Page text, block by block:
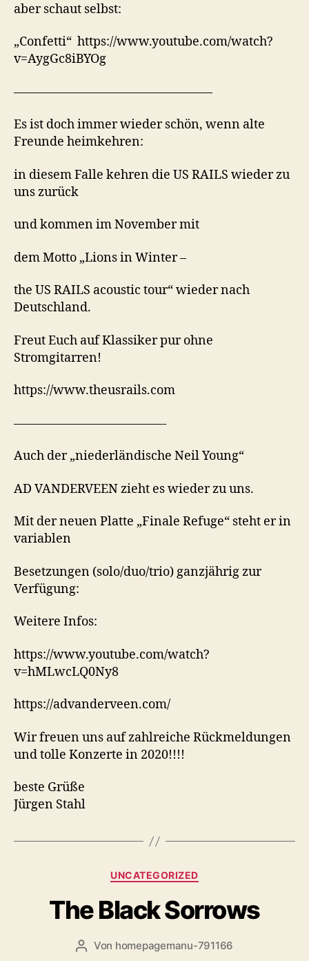
aber schaut selbst:
„Confetti“ https://www.youtube.com/watch?
v=AygGc8iBYOg
————————————————
Es ist doch immer wieder schön, wenn alte
Freunde heimkehren:
in diesem Falle kehren die US RAILS wieder zu
uns zurück
und kommen im November mit
dem Motto „Lions in Winter –
the US RAILS acoustic tour“ wieder nach
Deutschland.
Freut Euch auf Klassiker pur ohne
Stromgitarren!
https://www.theusrails.com
————————————-
Auch der „niederländische Neil Young“
AD VANDERVEEN zieht es wieder zu uns.
Mit der neuen Platte „Finale Refuge“ steht er in
variablen
Besetzungen (solo/duo/trio) ganzjährig zur
Verfügung:
Weitere Infos:
https://www.youtube.com/watch?
v=hMLwcLQ0Ny8
https://advanderveen.com/
Wir freuen uns auf zahlreiche Rückmeldungen
und tolle Konzerte in 2020!!!!
beste Grüße
Jürgen Stahl
Kategorien
UNCATEGORIZED
The Black Sorrows
Beitragsautor
Von homepagemanu-791166